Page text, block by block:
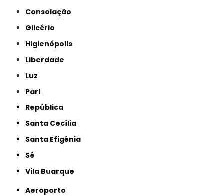
Consolação
Glicério
Higienópolis
Liberdade
Luz
Pari
República
Santa Cecília
Santa Efigênia
Sé
Vila Buarque
Aeroporto